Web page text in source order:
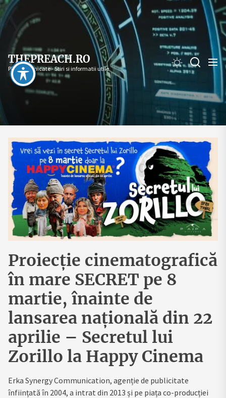
Skip
to
the
content
THEPREACH.RO
PR - Comunicate - Stiri si informatii utile
Proiecție cinematografică
în mare SECRET pe 8
martie, înainte de
lansarea națională din 22
aprilie – Secretul lui
Zorillo la Happy Cinema
Erka Synergy Communication, agenție de publicitate
înființată în 2004, a intrat din 2013 și pe piața co-producției